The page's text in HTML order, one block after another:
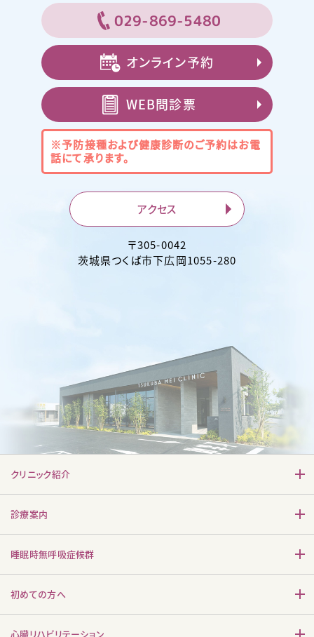
029-869-5480
オンライン予約
WEB問診票
※予防接種および健康診断のご予約はお電
話にて承ります。
アクセス
〒305-0042
茨城県つくば市下広岡1055-280
クリニック紹介
診療案内
睡眠時無呼吸症候群
初めての方へ
心臓リハビリテーション